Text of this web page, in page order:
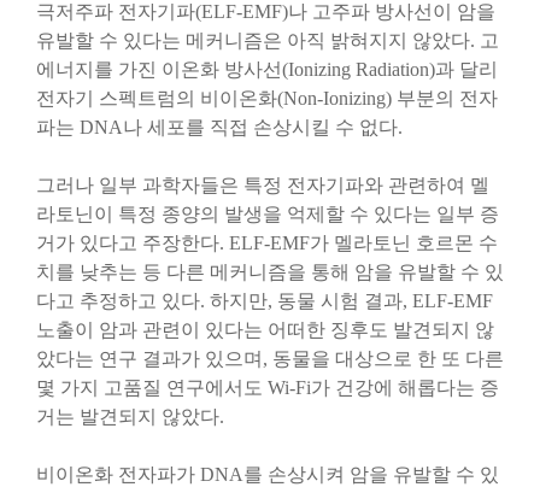
극저주파 전자기파(ELF-EMF)나 고주파 방사선이 암을
유발할 수 있다는 메커니즘은 아직 밝혀지지 않았다. 고
에너지를 가진 이온화 방사선(Ionizing Radiation)과 달리
전자기 스펙트럼의 비이온화(Non-Ionizing) 부분의 전자
파는 DNA나 세포를 직접 손상시킬 수 없다.
그러나 일부 과학자들은 특정 전자기파와 관련하여 멜
라토닌이 특정 종양의 발생을 억제할 수 있다는 일부 증
거가 있다고 주장한다. ELF-EMF가 멜라토닌 호르몬 수
치를 낮추는 등 다른 메커니즘을 통해 암을 유발할 수 있
다고 추정하고 있다. 하지만, 동물 시험 결과, ELF-EMF
노출이 암과 관련이 있다는 어떠한 징후도 발견되지 않
았다는 연구 결과가 있으며, 동물을 대상으로 한 또 다른
몇 가지 고품질 연구에서도 Wi-Fi가 건강에 해롭다는 증
거는 발견되지 않았다.
비이온화 전자파가 DNA를 손상시켜 암을 유발할 수 있